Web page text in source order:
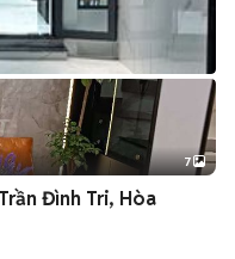
+2
7
Đình Tri, Hòa